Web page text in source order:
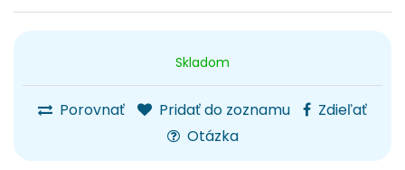
Skladom
Porovnať Pridať do zoznamu
Zdieľať
Otázka